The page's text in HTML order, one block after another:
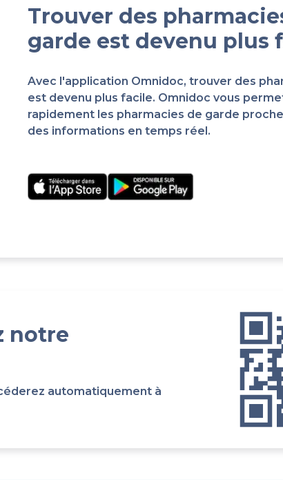
Trouver des
garde est devenu plus
Avec l'application Omnidoc, trouver des
est devenu plus facile. Omnidoc vous
rapidement les pharmacies de garde
des informations en temps réel.
notre
automatiquement à